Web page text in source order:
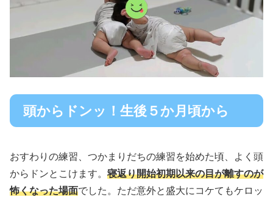
頭からドンッ！生後５か月頃から
おすわりの練習、つかまりだちの練習を始めた頃、よく頭
からドンとこけます。 寝返り開始初期以来の目が離すのが
怖くなった場面でした。ただ意外と盛大にコケてもケロッ